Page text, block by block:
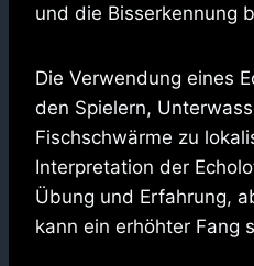
und die Bisserkennung
Die Verwendung eines
den Spielern,
Fischschwärme zu
Interpretation der
Übung und Erfahrung,
kann ein erhöhter Fang